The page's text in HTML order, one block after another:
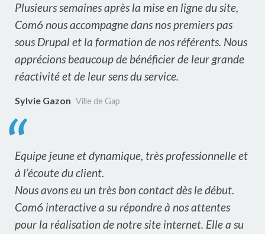
Plusieurs semaines après la mise en ligne du site,
Com6 nous accompagne dans nos premiers pas
sous Drupal et la formation de nos référents. Nous
apprécions beaucoup de bénéficier de leur grande
réactivité et de leur sens du service.
Sylvie Gazon Ville de Gap
Equipe jeune et dynamique, très professionnelle et
à l’écoute du client.
Nous avons eu un très bon contact dès le début.
Com6 interactive a su répondre à nos attentes
pour la réalisation de notre site internet. Elle a su